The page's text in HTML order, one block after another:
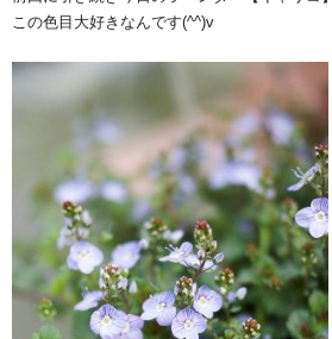
この色目大好きなんです(^^)v